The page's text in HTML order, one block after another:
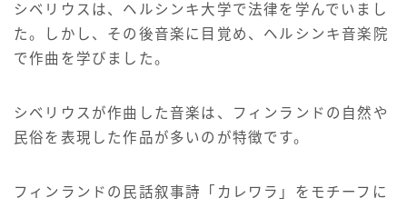
シベリウスは、ヘルシンキ大学で法律を学んでいまし
た。しかし、その後音楽に目覚め、ヘルシンキ音楽院
で作曲を学びました。
シベリウスが作曲した音楽は、フィンランドの自然や
民俗を表現した作品が多いのが特徴です。
フィンランドの民話叙事詩「カレワラ」をモチーフに